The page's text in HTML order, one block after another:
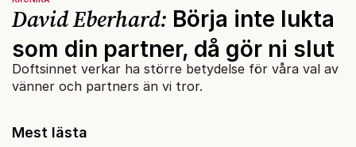
David Eberhard: Börja inte lukta
som din partner, då gör ni slut
Doftsinnet verkar ha större betydelse för våra val av
vänner och partners än vi tror.
Mest lästa